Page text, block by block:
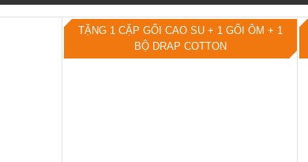
TẶNG 1 CẶP GỐI CAO SU + 1 GỐI ÔM + 1